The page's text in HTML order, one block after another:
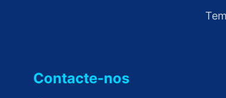
Contacte-nos